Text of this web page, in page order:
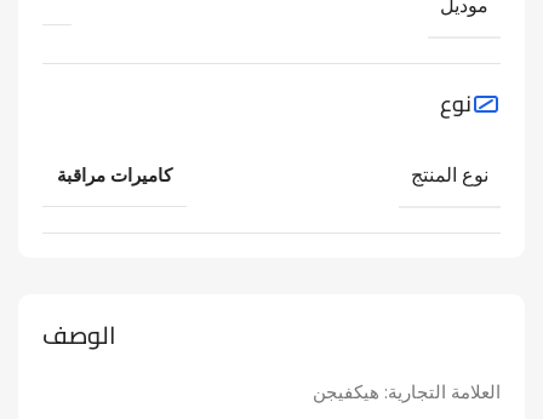
الوصف
العلامة التجارية: هيكفيجن
نوع
نوع المنتج كاميرات مراقبة